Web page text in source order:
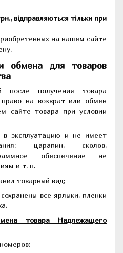
відправляються тільки при
на нашем сайте
обмена для товаров
получения товара
на возврат или обмен
сайте товара при условии
в эксплуатацию и не имеет
царапин, сколов,
обеспечение не
и т. п.
товарный вид;
все ярлыки, пленки
товара Надлежащего